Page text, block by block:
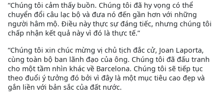
“Chúng tôi cảm thấy buồn. Chúng tôi đã hy vọng có thể
chuyển đổi câu lạc bộ và đưa nó đến gần hơn với những
người hâm mộ. Điều này thực sự đáng tiếc, nhưng chúng tôi
chấp nhận kết quả này vì đó là thực tế.”
“Chúng tôi xin chúc mừng vị chủ tịch đắc cử, Joan Laporta,
cùng toàn bộ ban lãnh đạo của ông. Chúng tôi đã đấu tranh
cho một tầm nhìn khác về Barcelona. Chúng tôi sẽ tiếp tục
theo đuổi ý tưởng đó bởi vì đây là một mục tiêu cao đẹp và
gắn liền với bản sắc của đất nước.